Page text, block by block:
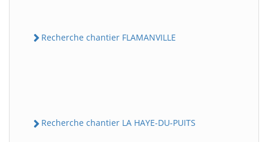
Recherche chantier FLAMANVILLE
Recherche chantier LA HAYE-DU-PUITS